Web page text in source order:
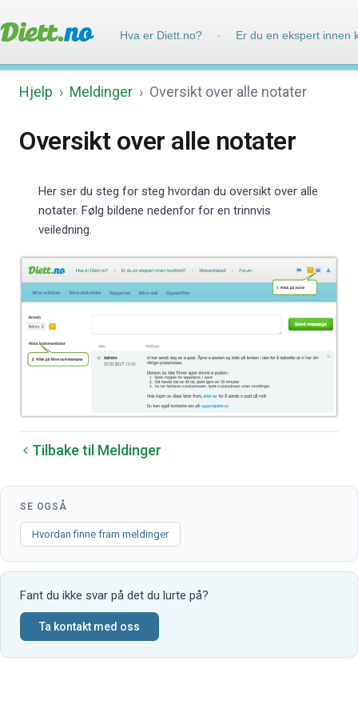
Hva er Diett.no? · Er du en ekspert innen
Hjelp › Meldinger › Oversikt over alle notater
Oversikt over alle notater
Her ser du steg for steg hvordan du oversikt over alle
notater. Følg bildene nedenfor for en trinnvis
veiledning.
Tilbake til Meldinger
SE OGSÅ
Hvordan finne fram meldinger
Fant du ikke svar på det du lurte på?
Ta kontakt med oss